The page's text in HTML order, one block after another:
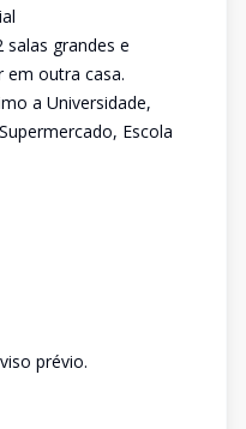
salas grandes e
outra casa.
a Universidade,
Escola
prévio.